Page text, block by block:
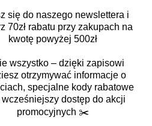
sportowy krój z
zapewniający
komfortu
się do naszego newslettera i
70zł rabatu przy zakupach na
kwotę powyżej 500zł
wszystko – dzięki zapisowi
otrzymywać informacje o
specjalne kody rabatowe
wcześniejszy dostęp do akcji
promocyjnych ✂️